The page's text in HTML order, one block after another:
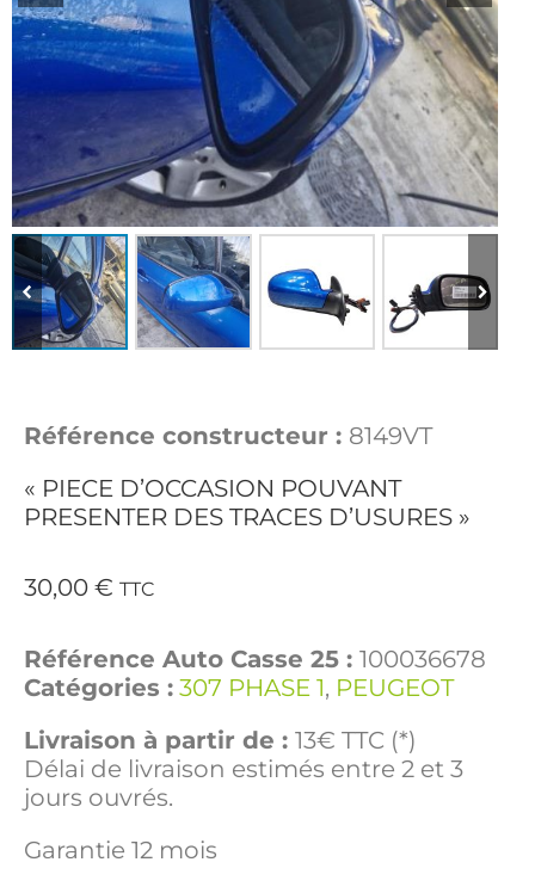
Référence constructeur : 8149VT
« PIECE D’OCCASION POUVANT
PRESENTER DES TRACES D’USURES »
30,00 € TTC
Référence Auto Casse 25 : 100036678
Catégories : 307 PHASE 1, PEUGEOT
Livraison à partir de : 13€ TTC (*)
Délai de livraison estimés entre 2 et 3
jours ouvrés.
Garantie 12 mois